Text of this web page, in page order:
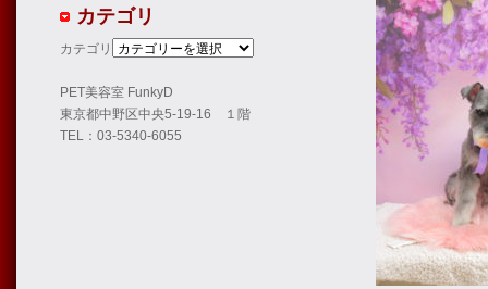
カテゴリ
カテゴリ
PET美容室 FunkyD
東京都中野区中央5-19-16 １階
TEL：03-5340-6055